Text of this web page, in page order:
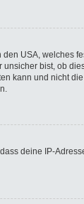
USA, welches
bist, ob
kann und nicht
deine IP-